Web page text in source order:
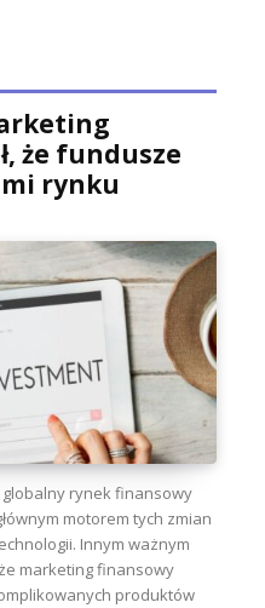
że fundusze
rynku
rynek finansowy
motorem tych zmian
Innym ważnym
marketing finansowy
produktów